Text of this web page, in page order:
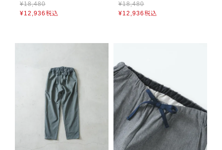
¥18,480
¥12,936税込
¥18,480
¥12,936税込